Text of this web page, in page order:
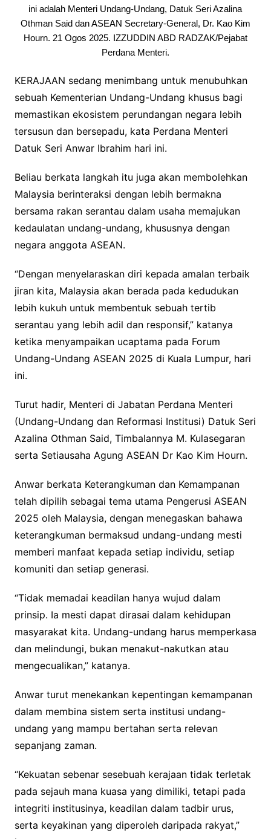
ini adalah Menteri Undang-Undang, Datuk Seri Azalina
Othman Said dan ASEAN Secretary-General, Dr. Kao Kim
Hourn. 21 Ogos 2025. IZZUDDIN ABD RADZAK/Pejabat
Perdana Menteri.
KERAJAAN sedang menimbang untuk menubuhkan
sebuah Kementerian Undang-Undang khusus bagi
memastikan ekosistem perundangan negara lebih
tersusun dan bersepadu, kata Perdana Menteri
Datuk Seri Anwar Ibrahim hari ini.
Beliau berkata langkah itu juga akan membolehkan
Malaysia berinteraksi dengan lebih bermakna
bersama rakan serantau dalam usaha memajukan
kedaulatan undang-undang, khususnya dengan
negara anggota ASEAN.
“Dengan menyelaraskan diri kepada amalan terbaik
jiran kita, Malaysia akan berada pada kedudukan
lebih kukuh untuk membentuk sebuah tertib
serantau yang lebih adil dan responsif,” katanya
ketika menyampaikan ucaptama pada Forum
Undang-Undang ASEAN 2025 di Kuala Lumpur, hari
ini.
Turut hadir, Menteri di Jabatan Perdana Menteri
(Undang-Undang dan Reformasi Institusi) Datuk Seri
Azalina Othman Said, Timbalannya M. Kulasegaran
serta Setiausaha Agung ASEAN Dr Kao Kim Hourn.
Anwar berkata Keterangkuman dan Kemampanan
telah dipilih sebagai tema utama Pengerusi ASEAN
2025 oleh Malaysia, dengan menegaskan bahawa
keterangkuman bermaksud undang-undang mesti
memberi manfaat kepada setiap individu, setiap
komuniti dan setiap generasi.
“Tidak memadai keadilan hanya wujud dalam
prinsip. Ia mesti dapat dirasai dalam kehidupan
masyarakat kita. Undang-undang harus memperkasa
dan melindungi, bukan menakut-nakutkan atau
mengecualikan,” katanya.
Anwar turut menekankan kepentingan kemampanan
dalam membina sistem serta institusi undang-
undang yang mampu bertahan serta relevan
sepanjang zaman.
“Kekuatan sebenar sesebuah kerajaan tidak terletak
pada sejauh mana kuasa yang dimiliki, tetapi pada
integriti institusinya, keadilan dalam tadbir urus,
serta keyakinan yang diperoleh daripada rakyat,”